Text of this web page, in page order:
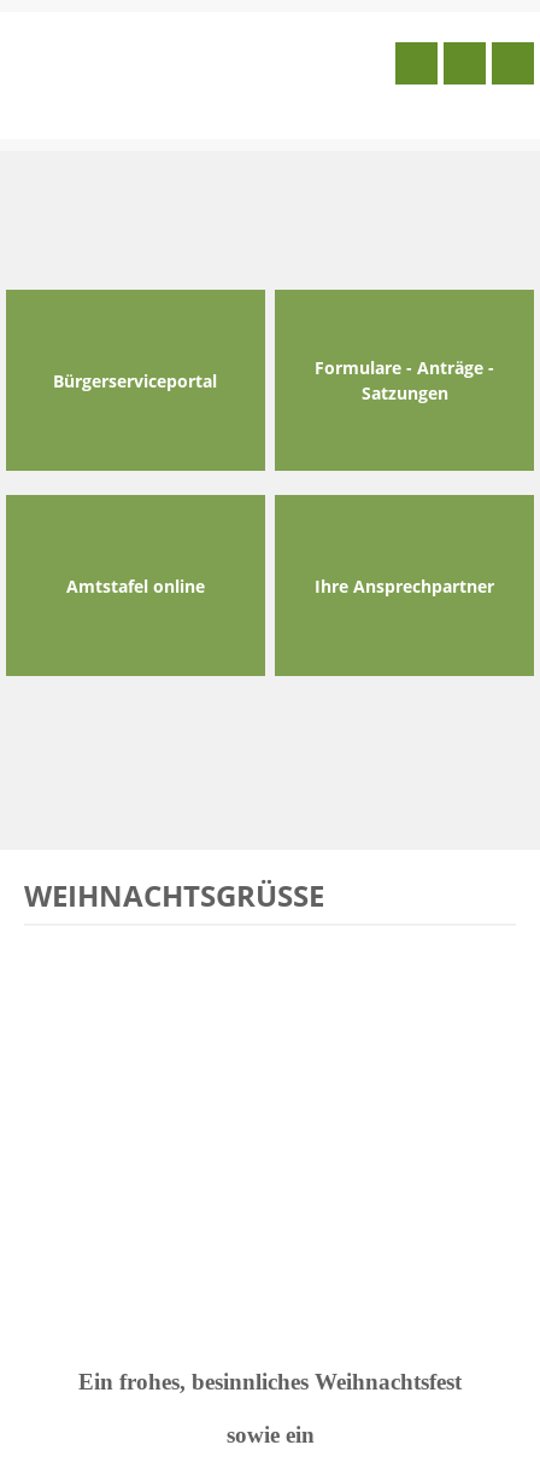
Bürgerserviceportal
Formulare - Anträge -
Satzungen
Amtstafel online Ihre Ansprechpartner
WEIHNACHTSGRÜSSE
Ein frohes, besinnliches Weihnachtsfest
sowie ein